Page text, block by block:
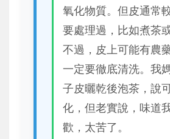
氧化物質。但皮通常
要處理過，比如煮茶
不過，皮上可能有農
一定要徹底清洗。我
子皮曬乾後泡茶，說
化，但老實說，味道
歡，太苦了。